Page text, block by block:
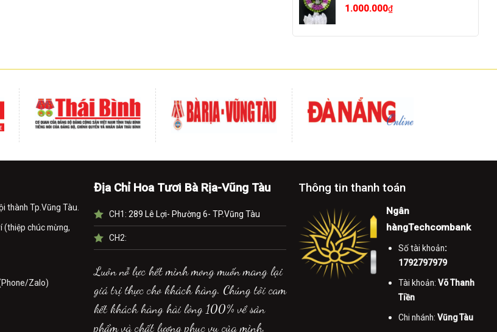
1.000.000₫
thành Tp.Vũng Tàu.
(thiệp chúc mừng,
Zalo)
Địa Chỉ Hoa Tươi Bà Rịa-Vũng Tàu
CH1: 289 Lê Lợi- Phường 6- TP.Vũng Tàu
CH2:
Luôn nỗ lực hết mình mong muốn mang lại
giá trị thực cho khách hàng. Chúng tôi cam
kết khách hàng hài lòng 100% về sản
phẩm và chất lượng phục vụ của mình.
Thông tin thanh toán
Ngân
hàngTechcombank
Số tài khoản:
1792797979
Tài khoản:Võ Thanh
Tiền
Chi nhánh:Vũng Tàu